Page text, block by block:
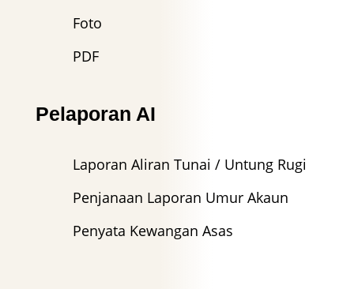
Foto
PDF
Pelaporan AI
Laporan Aliran Tunai / Untung Rugi
Penjanaan Laporan Umur Akaun
Penyata Kewangan Asas